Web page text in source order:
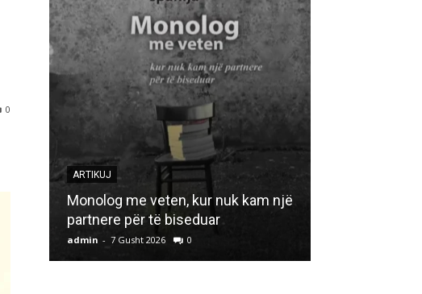
0
ARTIKUJ
Monolog me veten, kur nuk kam një
partnere për të biseduar
admin - 7 Gusht 2026 0